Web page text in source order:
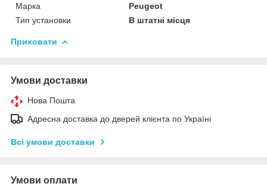
Марка
Peugeot
Тип установки
В штатні місця
Приховати
Умови доставки
Нова Пошта
Адресна доставка до дверей клієнта по Україні
Всі умови доставки
Умови оплати